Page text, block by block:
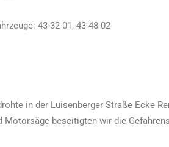
43-32-01, 43-48-02
in der Luisenberger Straße Ecke
Motorsäge beseitigten wir die